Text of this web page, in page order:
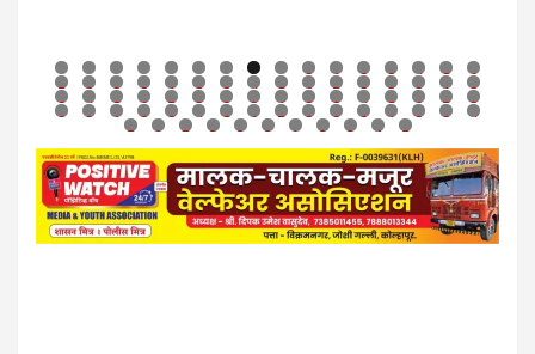
0 1 2 3 4 5 6
7 8 9 0 1 2 3 4 5 6 7 8 9 0 1 2
3 4 5 6 7 8 9 0 1 2 3 4 5 6 7 8
9 0 1 2 3 4 5 6 7 8 9 0 1 2 3 4
5 6 7 8 9 0 1 2 3 4 5